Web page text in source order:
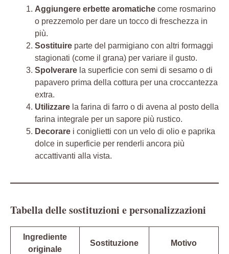
Aggiungere erbette aromatiche come rosmarino
o prezzemolo per dare un tocco di freschezza in
più.
Sostituire parte del parmigiano con altri formaggi
stagionati (come il grana) per variare il gusto.
Spolverare la superficie con semi di sesamo o di
papavero prima della cottura per una croccantezza
extra.
Utilizzare la farina di farro o di avena al posto della
farina integrale per un sapore più rustico.
Decorare i coniglietti con un velo di olio e paprika
dolce in superficie per renderli ancora più
accattivanti alla vista.
Tabella delle sostituzioni e personalizzazioni
Ingrediente
originale
Sostituzione Motivo